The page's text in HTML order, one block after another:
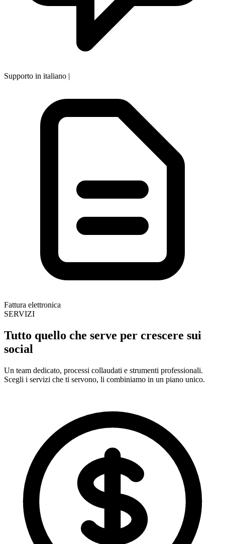
Supporto in italiano |
Fattura elettronica
SERVIZI
Tutto quello che serve per crescere sui
social
Un team dedicato, processi collaudati e strumenti professionali.
Scegli i servizi che ti servono, li combiniamo in un piano unico.